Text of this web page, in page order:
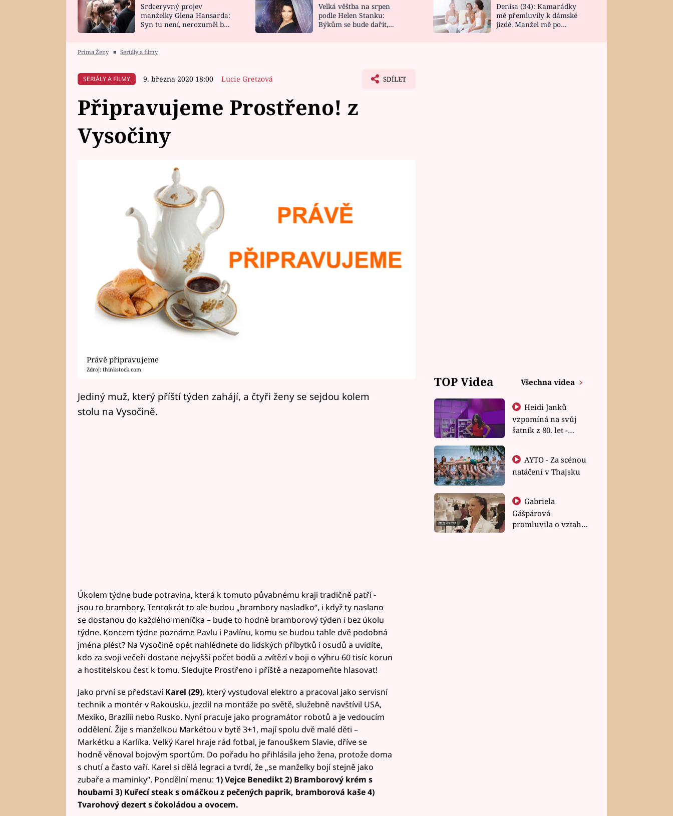
HOROSKOP NA
CELEBRITY
VAŘENÍ
NOVINKY
VIDEORECEPTY
DESIGN
Srdceryvný projev
manželky Glena Hansarda:
Syn tu není, nerozuměl by
Velká věštba na srpen
podle Helen Stanku:
Býkům se bude dařit,
Denisa (34): Kamarádky
mě přemluvily k dámské
jízdě. Manžel mě po
Prima Ženy ■ Seriály a filmy
SERIÁLY A FILMY 9. března 2020 18:00 Lucie Gretzová SDÍLET
Připravujeme Prostřeno! z
Vysočiny
Právě připravujeme
Zdroj: thinkstock.com
Jediný muž, který příští týden zahájí, a čtyři ženy se sejdou kolem
stolu na Vysočině.
Úkolem týdne bude potravina, která k tomuto půvabnému kraji tradičně patří -
jsou to brambory. Tentokrát to ale budou „brambory nasladko“, i když ty naslano
se dostanou do každého meníčka – bude to hodně bramborový týden i bez úkolu
týdne. Koncem týdne poznáme Pavlu i Pavlínu, komu se budou tahle dvě podobná
jména plést? Na Vysočině opět nahlédnete do lidských příbytků i osudů a uvidíte,
kdo za svoji večeři dostane nejvyšší počet bodů a zvítězí v boji o výhru 60 tisíc korun
a hostitelskou čest k tomu. Sledujte Prostřeno i příště a nezapomeňte hlasovat!
Jako první se představíKarel (29), který vystudoval elektro a pracoval jako servisní
technik a montér v Rakousku, jezdil na montáže po světě, služebně navštívil USA,
Mexiko, Brazílii nebo Rusko. Nyní pracuje jako programátor robotů a je vedoucím
oddělení. Žije s manželkou Markétou v bytě 3+1, mají spolu dvě malé děti –
Markétku a Karlíka. Velký Karel hraje rád fotbal, je fanouškem Slavie, dříve se
hodně věnoval bojovým sportům. Do pořadu ho přihlásila jeho žena, protože doma
s chutí a často vaří. Karel si dělá legraci a tvrdí, že „se manželky bojí stejně jako
zubaře a maminky“. Pondělní menu: 1) Vejce Benedikt 2) Bramborový krém s
houbami 3) Kuřecí steak s omáčkou z pečených paprik, bramborová kaše 4)
Tvarohový dezert s čokoládou a ovocem.
TOP Videa Všechna videa
Heidi Janků
vzpomíná na svůj
šatník z 80. let -
natáčení v Thajsku
Gabriela
Gášpárová
promluvila o vztahu